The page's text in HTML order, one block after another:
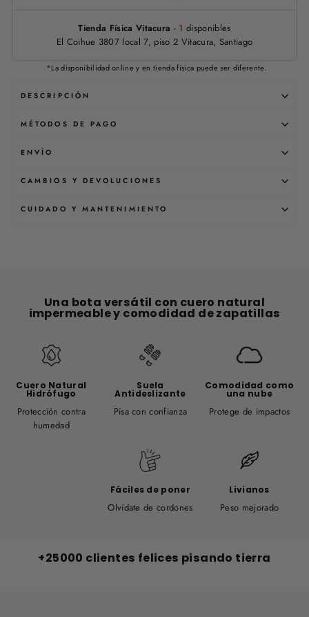
Tienda Física Vitacura - 1 disponibles
El Coihue 3807 local 7, piso 2 Vitacura, Santiago
*La disponibilidad online y en tienda física puede ser diferente.
DESCRIPCIÓN
MÉTODOS DE PAGO
ENVÍO
CAMBIOS Y DEVOLUCIONES
CUIDADO Y MANTENIMIENTO
Una bota versátil con cuero natural
impermeable y comodidad de zapatillas
Cuero Natural
Hidrófugo
Protección contra
humedad
Suela
Antideslizante
Pisa con confianza
Comodidad como
una nube
Protege de impactos
Fáciles de poner
Olvídate de cordones
Livianos
Peso mejorado
+25000 clientes felices pisando tierra